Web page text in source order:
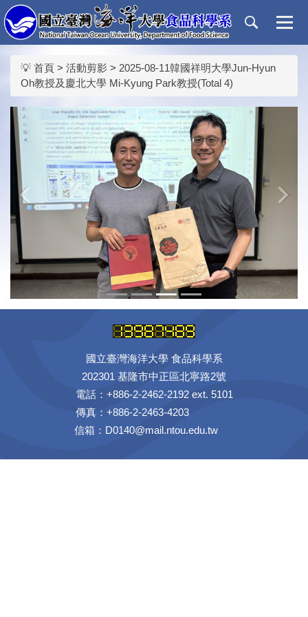
跳
到
主
要
💡 首頁 > 活動剪影 > 2025-08-11韓國祥明大學Jun-Hyun
Oh教授及慶北大學 Mi-Kyung Park教授(Total 4)
國立臺灣海洋大學 食品科學系
202301 基隆市中正區北寧路2號
電話：+886-2-2462-2192 ext. 5101
傳真：+886-2-2463-4203
信箱：D0140@mail.ntou.edu.tw